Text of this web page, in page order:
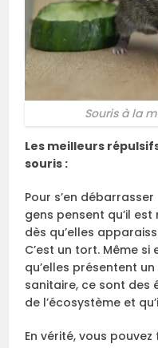
Souris à la
Les meilleurs
souris :
Pour s’en
gens pensent qu’il
dès qu’elles
C’est un tort. Même
qu’elles présentent
sanitaire, ce sont des
de l’écosystème et
En vérité, vous